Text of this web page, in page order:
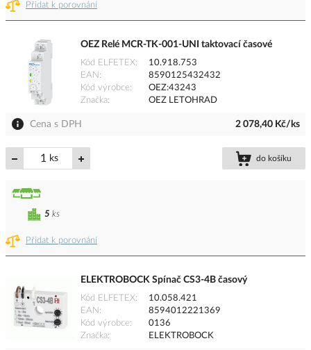
Přidat k porovnání
OEZ Relé MCR-TK-001-UNI taktovací časové
Kód ELFETEX
10.918.753
EAN
8590125432432
Kód výrobce
OEZ:43243
Značka
OEZ LETOHRAD
Cena s DPH 2 078,40 Kč/ks
ks do košíku
Přidat k porovnání
5 ks
ELEKTROBOCK Spínač CS3-4B časový
Kód ELFETEX
10.058.421
EAN
8594012221369
Kód výrobce
0136
Značka
ELEKTROBOCK